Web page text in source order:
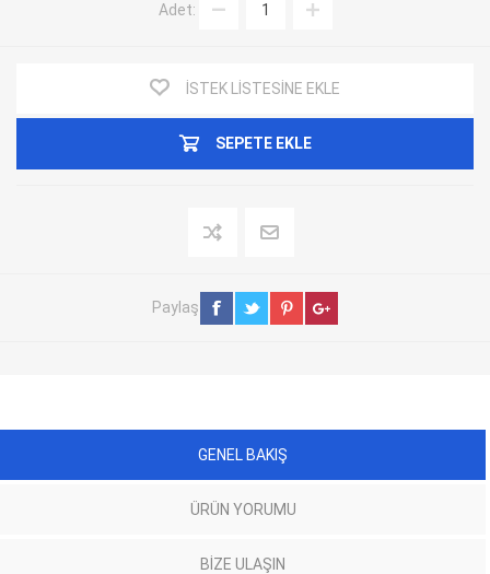
Adet:
İSTEK LISTESINE EKLE
SEPETE EKLE
Paylaş
GENEL BAKIŞ
ÜRÜN YORUMU
BIZE ULAŞIN